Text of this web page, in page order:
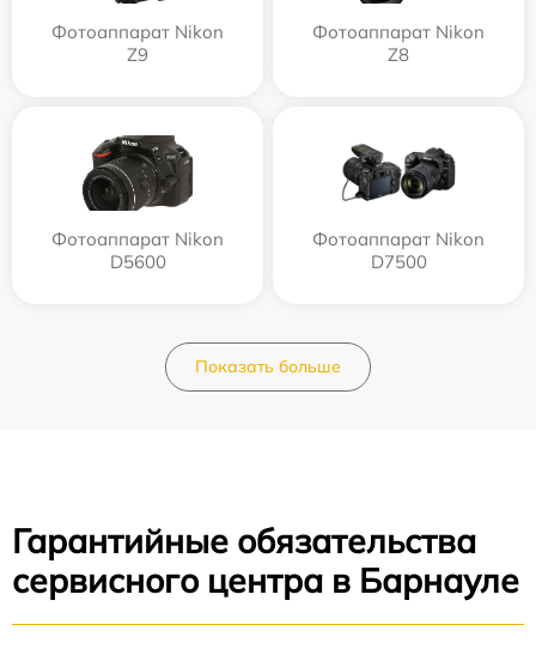
Фотоаппарат Nikon
Z9
Фотоаппарат Nikon
Z8
Фотоаппарат Nikon
D5600
Фотоаппарат Nikon
D7500
Показать больше
Гарантийные обязательства
сервисного центра в Барнауле